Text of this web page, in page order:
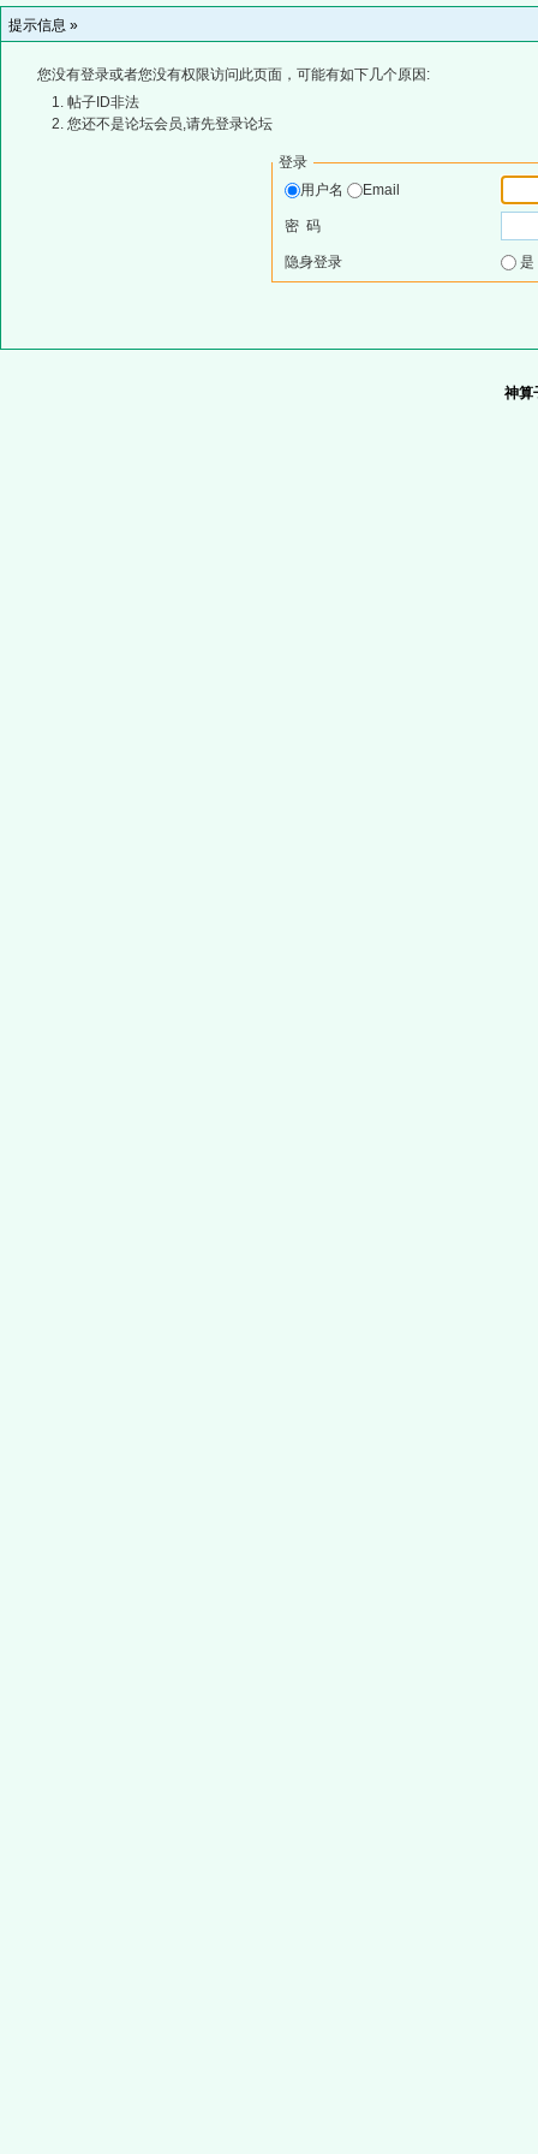
提示信息 »
您没有登录或者您没有权限访问此页面，可能有如下几个原因:
帖子ID非法
您还不是论坛会员,请先登录论坛
登录
用户名
Email
密 码
隐身登录
神算